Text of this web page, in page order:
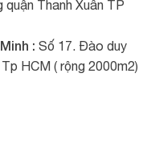
quận Thanh Xuân TP
: Số 17. Đào duy
HCM ( rộng 2000m2)